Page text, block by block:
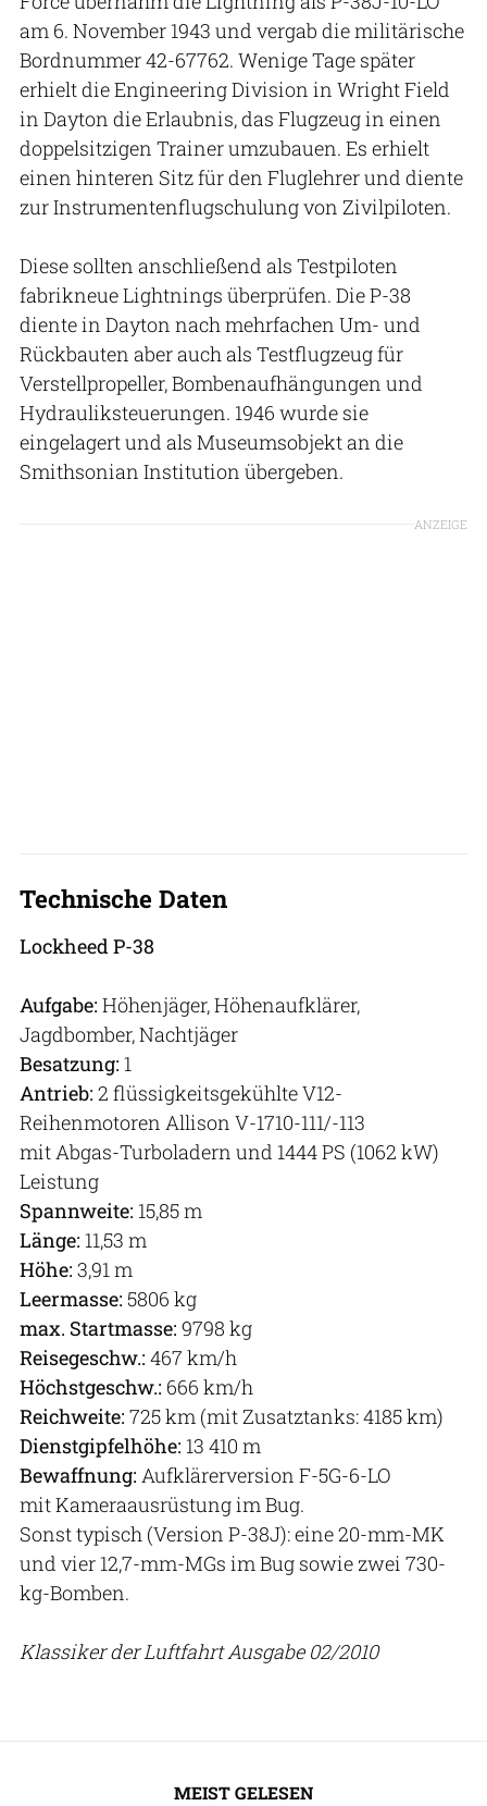
am 6. November 1943 und vergab die militärische
Bordnummer 42-67762. Wenige Tage später
erhielt die Engineering Division in Wright Field
in Dayton die Erlaubnis, das Flugzeug in einen
doppelsitzigen Trainer umzubauen. Es erhielt
einen hinteren Sitz für den Fluglehrer und diente
zur Instrumentenflugschulung von Zivilpiloten.
Diese sollten anschließend als Testpiloten
fabrikneue Lightnings überprüfen. Die P-38
diente in Dayton nach mehrfachen Um- und
Rückbauten aber auch als Testflugzeug für
Verstellpropeller, Bombenaufhängungen und
Hydrauliksteuerungen. 1946 wurde sie
eingelagert und als Museumsobjekt an die
Smithsonian Institution übergeben.
ANZEIGE
Technische Daten
Lockheed P-38
Aufgabe: Höhenjäger, Höhenaufklärer,
Jagdbomber, Nachtjäger
Besatzung: 1
Antrieb: 2 flüssigkeitsgekühlte V12-
Reihenmotoren Allison V-1710-111/-113
mit Abgas-Turboladern und 1444 PS (1062 kW)
Leistung
Spannweite: 15,85 m
Länge: 11,53 m
Höhe: 3,91 m
Leermasse: 5806 kg
max. Startmasse: 9798 kg
Reisegeschw.: 467 km/h
Höchstgeschw.: 666 km/h
Reichweite: 725 km (mit Zusatztanks: 4185 km)
Dienstgipfelhöhe: 13 410 m
Bewaffnung: Aufklärerversion F-5G-6-LO
mit Kameraausrüstung im Bug.
Sonst typisch (Version P-38J): eine 20-mm-MK
und vier 12,7-mm-MGs im Bug sowie zwei 730-
kg-Bomben.
Klassiker der Luftfahrt Ausgabe 02/2010
MEIST GELESEN